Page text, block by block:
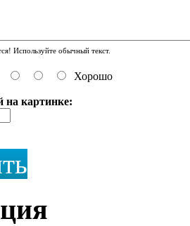
Используйте обычный текст.
Хорошо
на картинке: